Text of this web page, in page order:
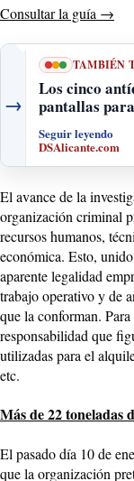
Consultar la guía →
→
TAMBIÉN
Los cinco
pantallas
Seguir leyendo
DSAlicante.com
El avance de la
organización criminal
recursos humanos,
económica. Esto,
aparente legalidad
trabajo operativo y de
que la conforman.
responsabilidad que
utilizadas para el
etc.
Más de 22 toneladas
El pasado día 10 de
que la organización